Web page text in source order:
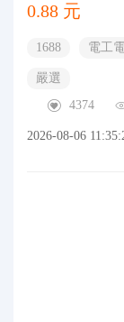
0.88 元
1688 電工
嚴選
4374
2026-08-06